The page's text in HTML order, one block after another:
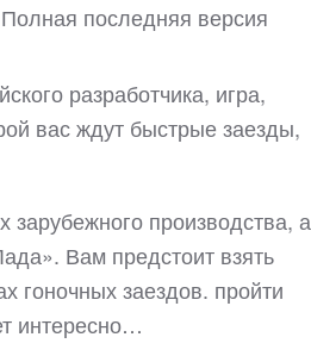
последняя версия
разработчика, игра,
вас ждут быстрые заезды,
зарубежного производства, а
Вам предстоит взять
гоночных заездов. пройти
интересно…